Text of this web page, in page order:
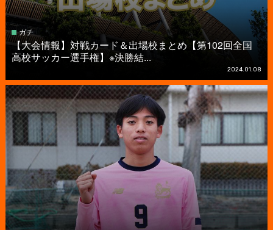
ガチ
【大会情報】対戦カード＆出場校まとめ【第102回全国
高校サッカー選手権】※決勝結...
2024.01.08